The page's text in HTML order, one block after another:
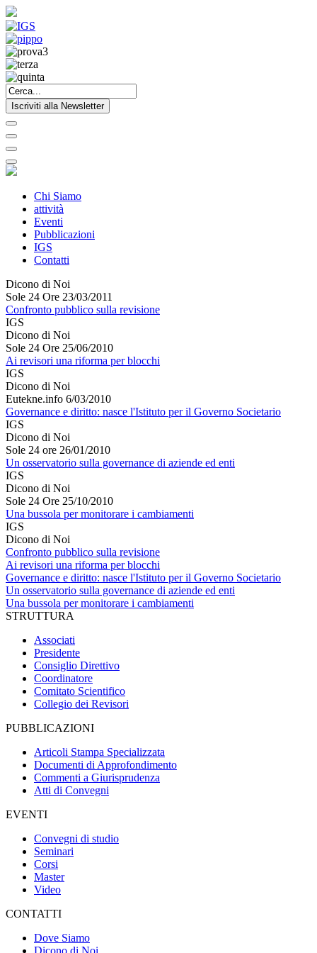
Iscriviti alla Newsletter
Chi Siamo
attività
Eventi
Pubblicazioni
IGS
Contatti
Dicono di Noi
Sole 24 Ore 23/03/2011
Confronto pubblico sulla revisione
IGS
Dicono di Noi
Sole 24 Ore 25/06/2010
Ai revisori una riforma per blocchi
IGS
Dicono di Noi
Eutekne.info 6/03/2010
Governance e diritto: nasce l'Istituto per il Governo Societario
IGS
Dicono di Noi
Sole 24 ore 26/01/2010
Un osservatorio sulla governance di aziende ed enti
IGS
Dicono di Noi
Sole 24 Ore 25/10/2010
Una bussola per monitorare i cambiamenti
IGS
Dicono di Noi
Confronto pubblico sulla revisione
Ai revisori una riforma per blocchi
Governance e diritto: nasce l'Istituto per il Governo Societario
Un osservatorio sulla governance di aziende ed enti
Una bussola per monitorare i cambiamenti
STRUTTURA
Associati
Presidente
Consiglio Direttivo
Coordinatore
Comitato Scientifico
Collegio dei Revisori
PUBBLICAZIONI
Articoli Stampa Specializzata
Documenti di Approfondimento
Commenti a Giurisprudenza
Atti di Convegni
EVENTI
Convegni di studio
Seminari
Corsi
Master
Video
CONTATTI
Dove Siamo
Dicono di Noi